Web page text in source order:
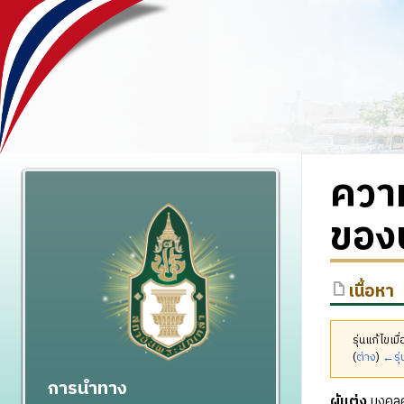
คว
ขอ
เนื้อหา
รุ่นแก้ไขเ
(ต่าง) ←รุ่
การนำทาง